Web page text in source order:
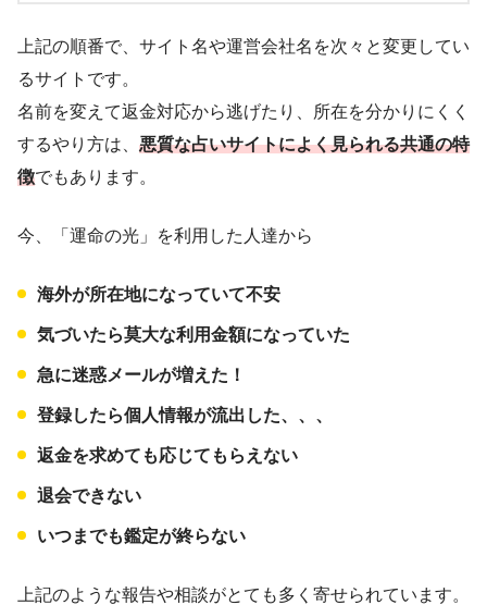
上記の順番で、サイト名や運営会社名を次々と変更してい
るサイトです。
名前を変えて返金対応から逃げたり、所在を分かりにくく
するやり方は、 悪質な占いサイトによく見られる共通の特
徴でもあります。
今、「運命の光」を利用した人達から
海外が所在地になっていて不安
気づいたら莫大な利用金額になっていた
急に迷惑メールが増えた！
登録したら個人情報が流出した、、、
返金を求めても応じてもらえない
退会できない
いつまでも鑑定が終らない
上記のような報告や相談がとても多く寄せられています。